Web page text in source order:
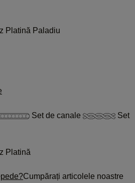
Platină Paladiu
Set de canale
Set
Platină
Cumpărați articolele noastre